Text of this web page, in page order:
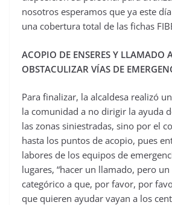
nosotros esperamos que ya este
una cobertura total de las fichas
ACOPIO DE ENSERES Y LLAMADO
OBSTACULIZAR VÍAS DE
Para finalizar, la alcaldesa realizó
la comunidad a no dirigir la ayuda
las zonas siniestradas, sino por el
hasta los puntos de acopio, pues
labores de los equipos de
lugares, “hacer un llamado, pero
categórico a que, por favor, por
que quieren ayudar vayan a los